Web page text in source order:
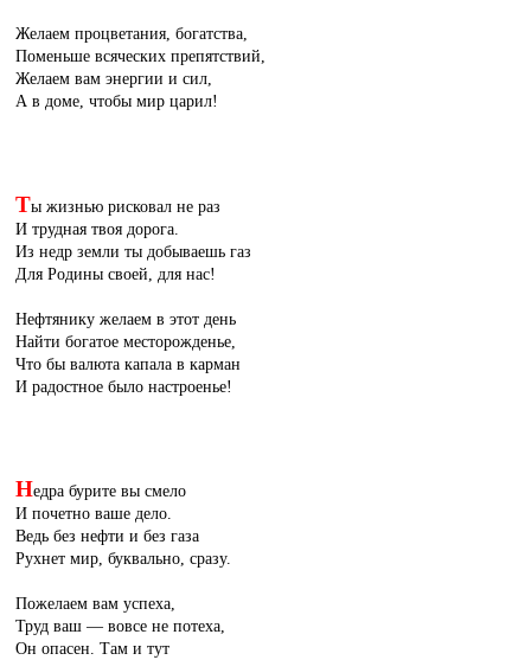
Желаем процветания, богатства,
Поменьше всяческих препятствий,
Желаем вам энергии и сил,
А в доме, чтобы мир царил!
Ты жизнью рисковал не раз
И трудная твоя дорога.
Из недр земли ты добываешь газ
Для Родины своей, для нас!
Нефтянику желаем в этот день
Найти богатое месторожденье,
Что бы валюта капала в карман
И радостное было настроенье!
Недра бурите вы смело
И почетно ваше дело.
Ведь без нефти и без газа
Рухнет мир, буквально, сразу.
Пожелаем вам успеха,
Труд ваш — вовсе не потеха,
Он опасен. Там и тут